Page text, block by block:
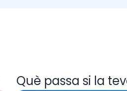
tarifa de llum et
Què passa si la